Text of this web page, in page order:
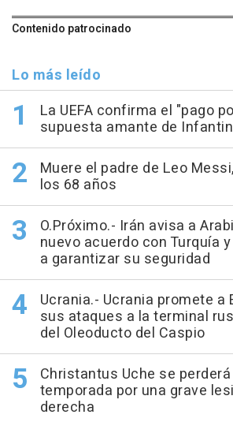
Contenido patrocinado
Lo más leído
La UEFA confirma el "pago
supuesta amante de
Muere el padre de Leo
los 68 años
O.Próximo.- Irán avisa a
nuevo acuerdo con Turquía
a garantizar su seguridad
Ucrania.- Ucrania promete a
sus ataques a la terminal
del Oleoducto del Caspio
Christantus Uche se
temporada por una grave
derecha